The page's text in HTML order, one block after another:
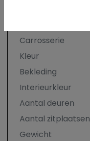
Carrosserie
Kleur
Bekleding
Interieurkleur
Aantal deuren
Aantal zitplaatsen
Gewicht